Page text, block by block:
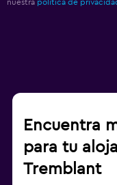
nuestra política de
Encuentra
para tu
Tremblant